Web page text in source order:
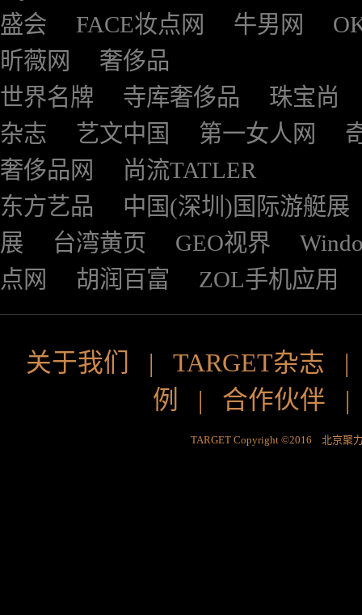
盛会
FACE妆点网 牛男网
昕薇网
奢侈品
世界名牌
寺库奢侈品
珠宝尚
杂志
艺文中国 第一女人网
奢侈品网
尚流TATLER
东方艺品
中国(深圳)国际游艇展
展
台湾黄页 GEO视界
点网
胡润百富 ZOL手机应用
关于我们 | TARGET杂志
例
| 合作伙伴
TARGET Copyright ©2016 北京聚